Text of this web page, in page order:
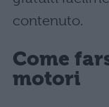
contenuto.
Come
motori